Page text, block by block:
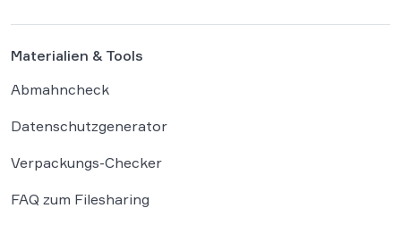
Materialien & Tools
Abmahncheck
Datenschutzgenerator
Verpackungs-Checker
FAQ zum Filesharing